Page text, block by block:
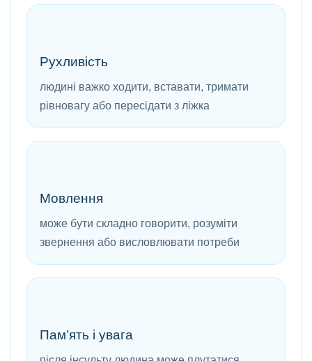
Рухливість
людині важко ходити, вставати, тримати
рівновагу або пересідати з ліжка
Мовлення
може бути складно говорити, розуміти
звернення або висловлювати потреби
Пам’ять і увага